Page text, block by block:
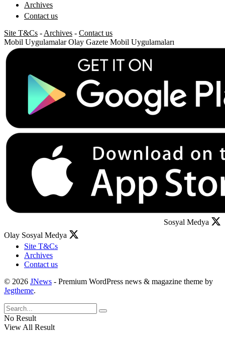
Archives
Contact us
Site T&Cs - Archives - Contact us
Mobil Uygulamalar Olay Gazete Mobil Uygulamaları
Sosyal Medya
Olay Sosyal Medya
Site T&Cs
Archives
Contact us
© 2026 JNews - Premium WordPress news & magazine theme by
Jegtheme.
No Result
View All Result